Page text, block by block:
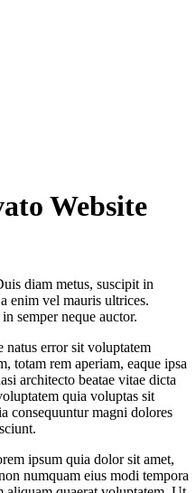
Website
diam metus, suscipit in
enim vel mauris ultrices.
semper neque auctor.
natus error sit voluptatem
totam rem aperiam, eaque ipsa
architecto beatae vitae dicta
quia voluptas sit
consequuntur magni dolores
ipsum quia dolor sit amet,
numquam eius modi tempora